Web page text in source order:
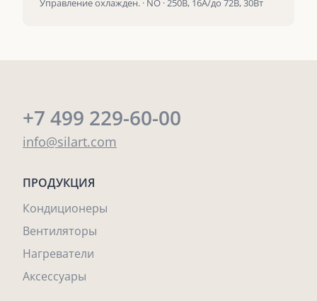
Управление охлажден. · NO · 250В, 16А/до 72В, 30Вт
+7 499 229-60-00
info@silart.com
ПРОДУКЦИЯ
Кондиционеры
Вентиляторы
Нагреватели
Аксессуары